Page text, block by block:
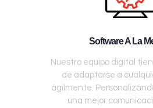
Software A La
Nuestro equipo digital
de adaptarse a
ágilmente.
una mejor